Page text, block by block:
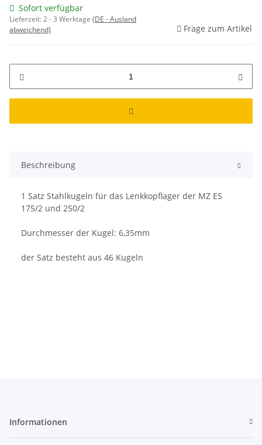
Sofort verfügbar
Lieferzeit:2 - 3 Werktage (DE - Ausland
abweichend)
Frage zum Artikel
Beschreibung
1 Satz Stahlkugeln für das Lenkkopflager der MZ ES
175/2 und 250/2
Durchmesser der Kugel: 6,35mm
der Satz besteht aus 46 Kugeln
Informationen